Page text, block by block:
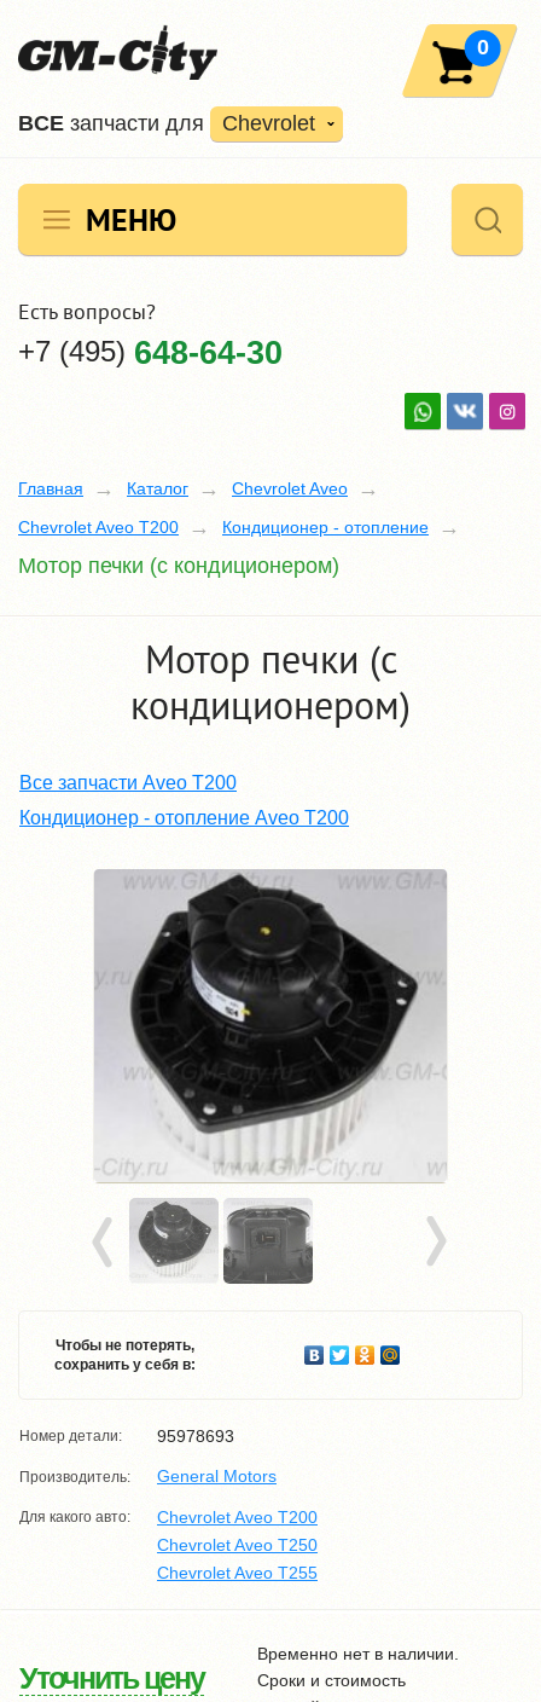
ВCE запчасти для Chevrolet
0
МЕНЮ
Есть вопросы?
+7 (495) 648-64-30
Главная Каталог
Chevrolet Aveo
Chevrolet Aveo T200
Кондиционер - отопление
Мотор печки (с кондиционером)
Мотор печки (с
кондиционером)
Все запчасти Aveo T200
Кондиционер - отопление Aveo T200
Чтобы не потерять,
сохранить у себя в:
Номер детали: 95978693
Производитель: General Motors
Для какого авто:
Chevrolet Aveo T200
Chevrolet Aveo T250
Chevrolet Aveo T255
Уточнить цену
Временно нет в наличии.
Сроки и стоимость